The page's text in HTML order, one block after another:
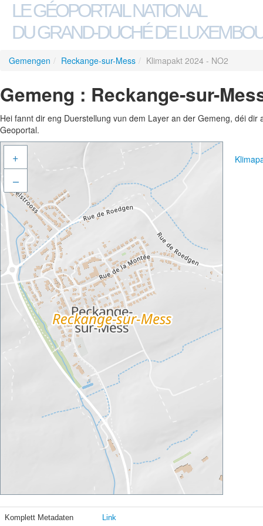
LE GÉOPORTAIL NATIONAL
DU GRAND-DUCHÉ DE
Gemengen / Reckange-sur-Mess / Klimapakt 2024 - NO2
Gemeng : Reckange-sur-
Hei fannt dir eng Duerstellung vun dem Layer an der Gemeng, déi
Geoportal.
+
–
Komplett Metadaten Link